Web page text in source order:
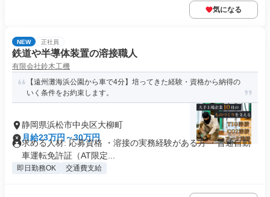
気になる
NEW 正社員
鉄道や半導体装置の溶接職人
有限会社鈴木工機
【遠州灘海浜公園から車で4分】培ってきた経験・資格から納得の
いく条件をお約束します。
静岡県浜松市中央区大柳町
月給23万円～30万円
求める人材: 応募資格 ・溶接の実務経験がある方 ・普通自動
車運転免許証（AT限定...
即日勤務OK 交通費支給